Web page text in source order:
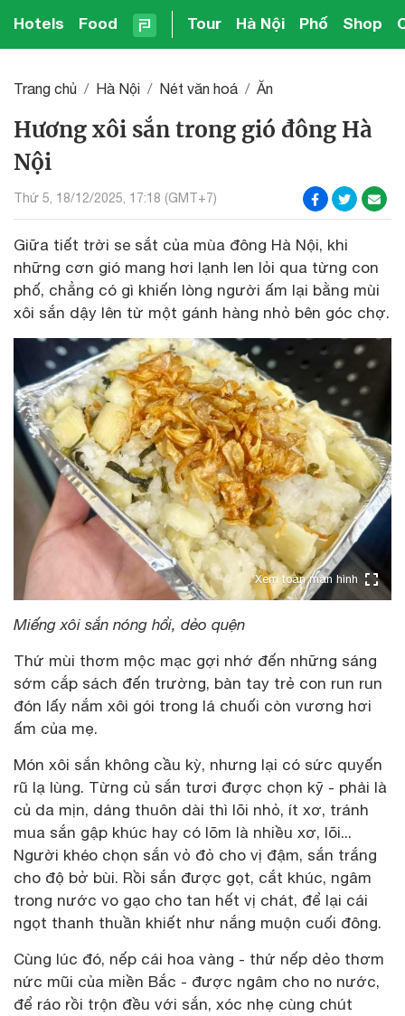
Hotels Food Tour Hà Nội Phố Shop
Trang chủ Hà Nội Nét văn hoá Ăn
Hương xôi sắn trong gió đông Hà
Nội
Thứ 5, 18/12/2025, 17:18 (GMT+7)
Giữa tiết trời se sắt của mùa đông Hà Nội, khi
những cơn gió mang hơi lạnh len lỏi qua từng con
phố, chẳng có gì khiến lòng người ấm lại bằng mùi
xôi sắn dậy lên từ một gánh hàng nhỏ bên góc chợ.
Xem toàn màn hình
Miếng xôi sắn nóng hổi, dẻo quện
Thứ mùi thơm mộc mạc gợi nhớ đến những sáng
sớm cắp sách đến trường, bàn tay trẻ con run run
đón lấy nắm xôi gói trong lá chuối còn vương hơi
ấm của mẹ.
Món xôi sắn không cầu kỳ, nhưng lại có sức quyến
rũ lạ lùng. Từng củ sắn tươi được chọn kỹ - phải là
củ da mịn, dáng thuôn dài thì lõi nhỏ, ít xơ, tránh
mua sắn gập khúc hay có lõm là nhiều xơ, lõi...
Người khéo chọn sắn vỏ đỏ cho vị đậm, sắn trắng
cho độ bở bùi. Rồi sắn được gọt, cắt khúc, ngâm
trong nước vo gạo cho tan hết vị chát, để lại cái
ngọt thanh thuần khiết như nắng muộn cuối đông.
Cùng lúc đó, nếp cái hoa vàng - thứ nếp dẻo thơm
nức mũi của miền Bắc - được ngâm cho no nước,
để ráo rồi trộn đều với sắn, xóc nhẹ cùng chút